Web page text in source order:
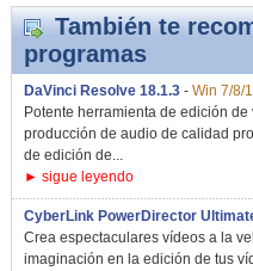
También te
programas
DaVinci Resolve 18.1.3 - Win 7/8/
Potente herramienta de edición
producción de audio de calidad
de edición de...
► sigue leyendo
CyberLink PowerDirector
Crea espectaculares vídeos a la
imaginación en la edición de tus